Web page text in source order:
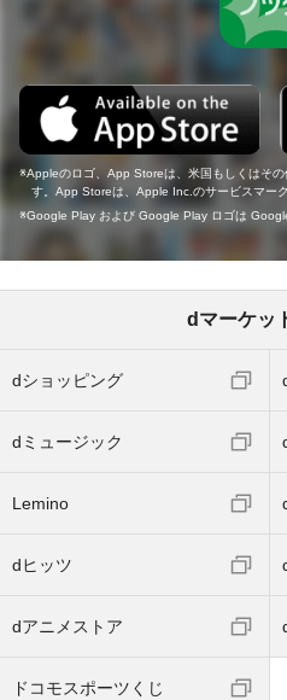
Appleのロゴ、App Storeは、米国もしくはそ
す。App Storeは、Apple Inc.のサービスマーク
Google Play および Google Play ロゴは
dマーケッ
dショッピング
dミュージック
Lemino
dヒッツ
dアニメストア
ドコモスポーツくじ